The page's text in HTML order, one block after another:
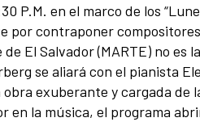
P.M. en el marco de los
por contraponer
El Salvador (MARTE) no es
se aliará con el pianista
exuberante y cargada de
en la música, el programa